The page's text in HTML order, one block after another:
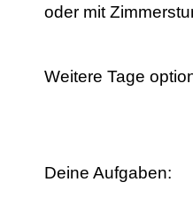
oder mit
Weitere Tage
Deine Aufgaben: